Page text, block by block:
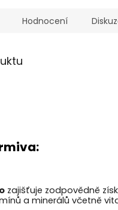
Hodnocení
zajišťuje zodpovědně
a minerálů včetně